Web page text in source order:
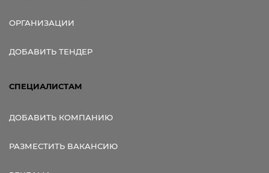
ОРГАНИЗАЦИИ
ДОБАВИТЬ ТЕНДЕР
СПЕЦИАЛИСТАМ
ДОБАВИТЬ КОМПАНИЮ
РАЗМЕСТИТЬ ВАКАНСИЮ